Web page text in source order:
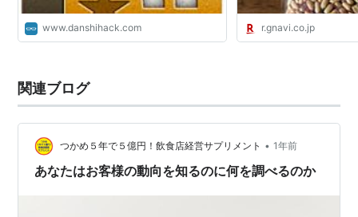
www.danshihack.com r.gnavi.co.jp
関連ブログ
つかめ５年で５億円！飲食店経営サプリメント • 1年前
あなたはお客様の動向を知るのに何を調べるのか